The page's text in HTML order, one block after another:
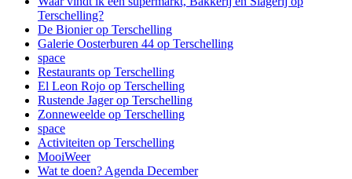
Terschelling?
De Bionier op Terschelling
Galerie Oosterburen 44 op Terschelling
space
Restaurants op Terschelling
El Leon Rojo op Terschelling
Rustende Jager op Terschelling
Zonneweelde op Terschelling
space
Activiteiten op Terschelling
MooiWeer
Wat te doen? Agenda December